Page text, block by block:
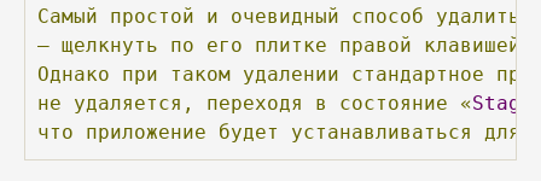
Самый
простой и очевидный способ удалить
– щелкнуть по его плитке правой клавишей
Однако
при таком удалении стандартное
не
удаляется, переходя в состояние «
что
приложение будет устанавливаться для